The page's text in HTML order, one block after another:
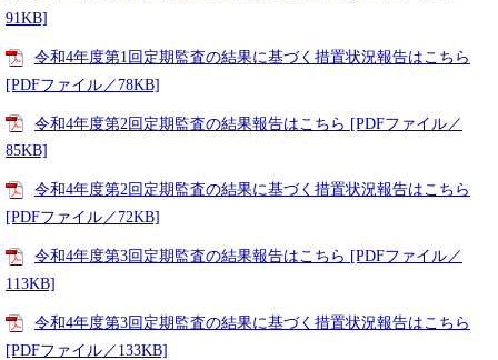
91KB]
令和4年度第1回定期監査の結果に基づく措置状況報告はこちら
[PDFファイル／78KB]
令和4年度第2回定期監査の結果報告はこちら [PDFファイル／
85KB]
令和4年度第2回定期監査の結果に基づく措置状況報告はこちら
[PDFファイル／72KB]
令和4年度第3回定期監査の結果報告はこちら [PDFファイル／
113KB]
令和4年度第3回定期監査の結果に基づく措置状況報告はこちら
[PDFファイル／133KB]